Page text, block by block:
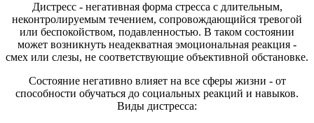
Дистресс - негативная форма стресса с длительным,
неконтролируемым течением, сопровождающийся тревогой
или беспокойством, подавленностью. В таком состоянии
может возникнуть неадекватная эмоциональная реакция -
смех или слезы, не соответствующие объективной обстановке.
Состояние негативно влияет на все сферы жизни - от
способности обучаться до социальных реакций и навыков.
Виды дистресса: